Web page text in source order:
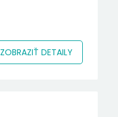
ZOBRAZIŤ DETAILY